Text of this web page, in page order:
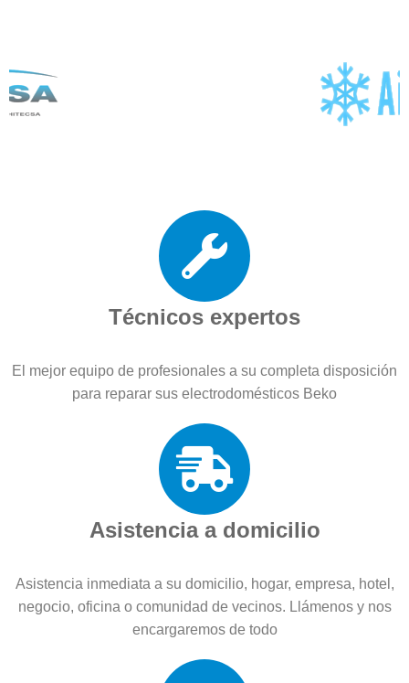
Técnicos expertos
El mejor equipo de profesionales a su completa disposición
para reparar sus electrodomésticos Beko
Asistencia a domicilio
Asistencia inmediata a su domicilio, hogar, empresa, hotel,
negocio, oficina o comunidad de vecinos. Llámenos y nos
encargaremos de todo